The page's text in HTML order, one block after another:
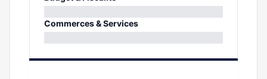
0%
Commerces & Services